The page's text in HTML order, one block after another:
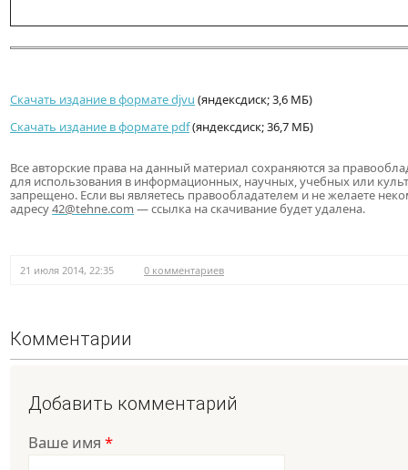
Скачать издание в формате djvu (яндексдиск; 3,6 МБ)
Скачать издание в формате pdf(яндексдиск; 36,7 МБ)
Все авторские права на данный материал сохраняются за
для использования в информационных, научных, учебных или
запрещено. Если вы являетесь правообладателем и не желаете
адресу42@tehne.com — ссылка на скачивание будет удалена.
21 июля 2014, 22:35 0 комментариев
Комментарии
Добавить комментарий
Ваше имя *